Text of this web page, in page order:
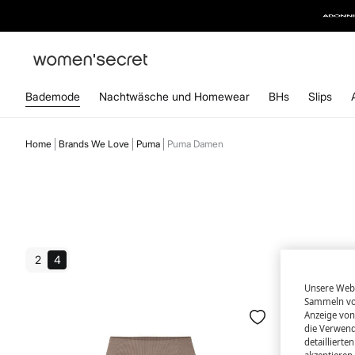
Bademode Nachtwäsche und Homewear BHs Slips
Home Brands We Love Puma Puma Damen
2 4
Unsere
Sammeln
Anzeige
die